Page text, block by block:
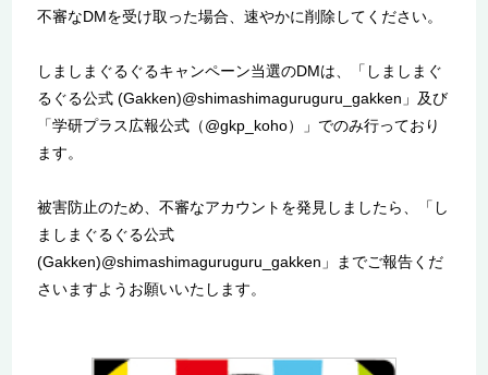
不審なDMを受け取った場合、速やかに削除してください。
しましまぐるぐるキャンペーン当選のDMは、「しましまぐ
るぐる公式 (Gakken)@shimashimaguruguru_gakken」及び
「学研プラス広報公式（@gkp_koho）」でのみ行っており
ます。
被害防止のため、不審なアカウントを発見しましたら、「し
ましまぐるぐる公式
(Gakken)@shimashimaguruguru_gakken」までご報告くだ
さいますようお願いいたします。